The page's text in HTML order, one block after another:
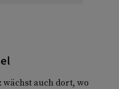
wächst auch dort, wo